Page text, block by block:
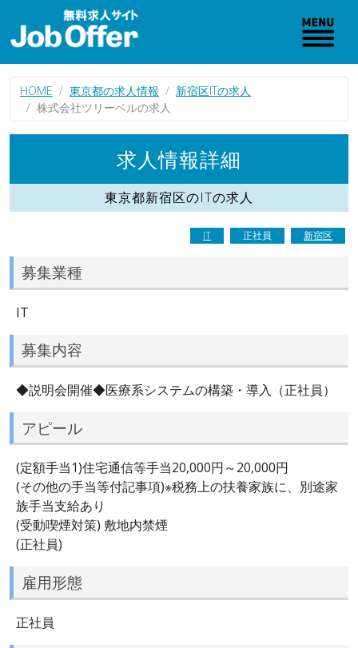
HOME 東京都の求人情報
新宿区ITの求人
株式会社ツリーベルの求人
求人情報詳細
東京都新宿区のITの求人
IT 正社員 新宿区
募集業種
IT
募集内容
◆説明会開催◆医療系システムの構築・導入（正社員）
アピール
(定額手当1)住宅通信等手当20,000円～20,000円
(その他の手当等付記事項)※税務上の扶養家族に、別途家
族手当支給あり
(受動喫煙対策) 敷地内禁煙
(正社員)
雇用形態
正社員